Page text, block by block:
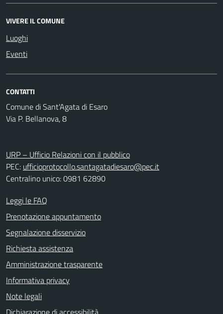
VIVERE IL COMUNE
Luoghi
Eventi
CONTATTI
Comune di Sant'Agata di Esaro
Via P. Bellanova, 8
URP – Ufficio Relazioni con il pubblico
PEC: ufficioprotocollo.santagatadiesaro@pec.it
Centralino unico: 0981 62890
Leggi le FAQ
Prenotazione appuntamento
Segnalazione disservizio
Richiesta assistenza
Amministrazione trasparente
Informativa privacy
Note legali